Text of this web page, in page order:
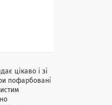
цікаво і зі
пофарбовані